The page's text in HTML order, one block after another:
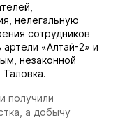
нелегальную
сотрудников
«Алтай-2» и
незаконной
получили
а добычу